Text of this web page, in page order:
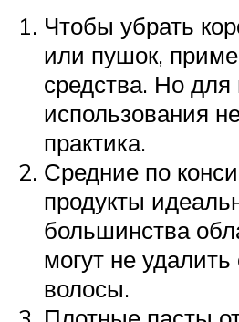
Чтобы убрать
или пушок,
средства. Но для
использования
практика.
Средние по
продукты
большинства
могут не
волосы.